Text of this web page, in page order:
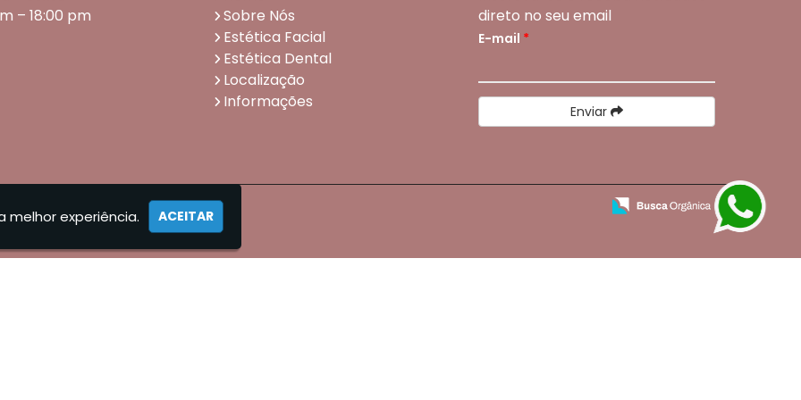
– 18:00 pm
Sobre Nós
Estética Facial
Estética Dental
Localização
Informações
direto no seu email
E-mail *
Enviar
melhor experiência. ACEITAR